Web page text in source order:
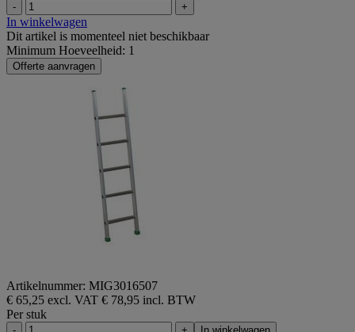
- +
In winkelwagen
Dit artikel is momenteel niet beschikbaar
Minimum Hoeveelheid: 1
Offerte aanvragen
Artikelnummer: MIG3016507
€ 65,25 excl. VAT € 78,95 incl. BTW
Per stuk